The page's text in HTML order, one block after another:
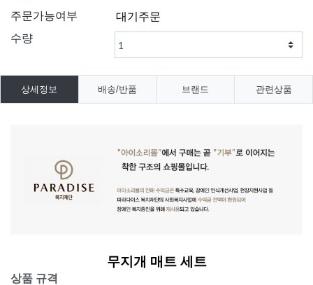
주문가능여부
수량
상세정보 배송/반품 브랜드 관련상품
무지개 매트 세트
상품 규격